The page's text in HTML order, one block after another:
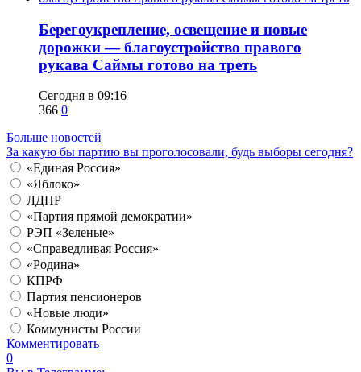
Берегоукрепление, освещение и новые
дорожки — благоустройство правого
рукава Саймы готово на треть
Сегодня в 09:16
366 0
Больше новостей
За какую бы партию вы проголосовали, будь выборы сегодня?
«Единая Россия»
«Яблоко»
ЛДПР
«Партия прямой демократии»
РЭП «Зеленые»
«Справедливая Россия»
«Родина»
КПРФ
Партия пенсионеров
«Новые люди»
Коммунисты России
Комментировать
0